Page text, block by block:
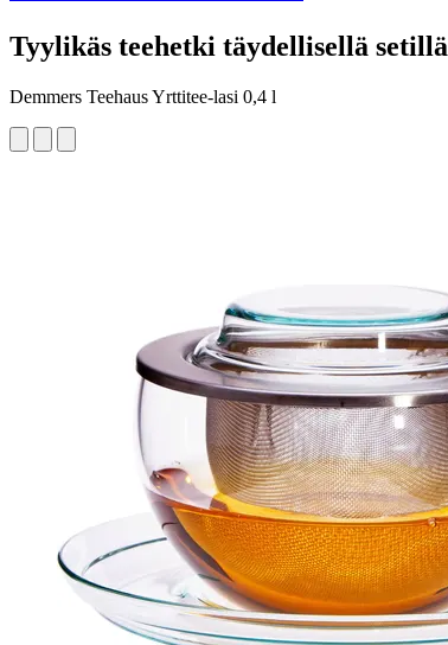
Tyylikäs teehetki täydellisellä setillä
Demmers Teehaus Yrttitee-lasi 0,4 l